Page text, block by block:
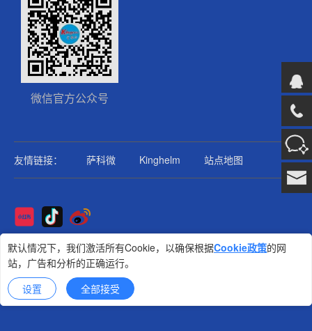
微信官方公众号
友情链接： 萨科微 Kinghelm 站点地图
Copyright@2025版权所有
金航标
技术支持: 集群科技
设置 全部接受
默认情况下，我们激活所有Cookie，以确保根据Cookie政策的网
站，广告和分析的正确运行。